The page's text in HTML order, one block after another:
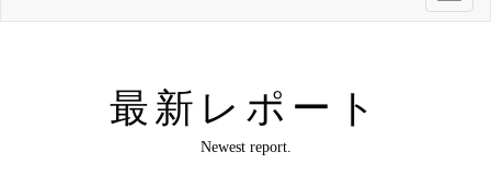
最新レポート
Newest report.